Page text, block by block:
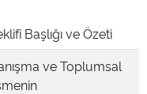
Başlığı ve Özeti
ve Toplumsal